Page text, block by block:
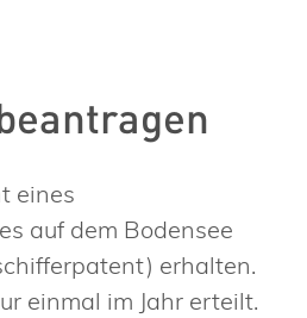
eines
auf dem Bodensee
erhalten.
einmal im Jahr erteilt.